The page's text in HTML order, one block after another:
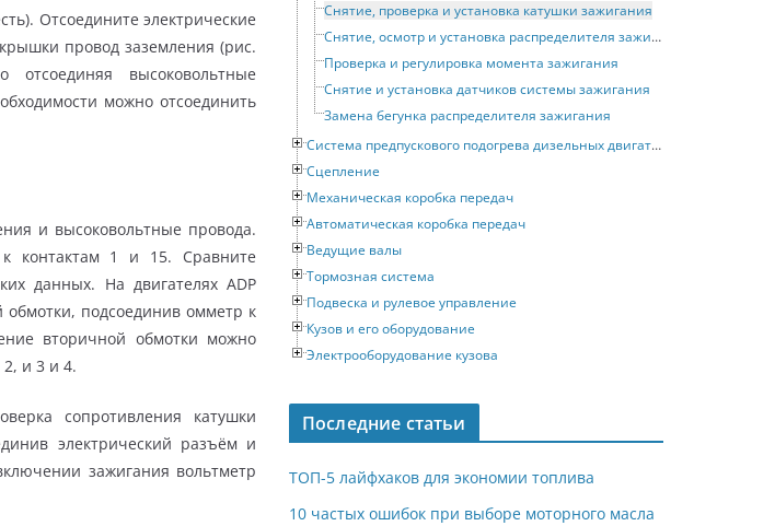
Отсоедините электрические
провод заземления (рис.
высоковольтные
можно отсоединить
и высоковольтные провода.
контактам 1 и 15. Сравните
данных. На двигателях ADP
подсоединив омметр к
вторичной обмотки можно
и 3 и 4.
сопротивления катушки
электрический разъём и
зажигания вольтметр
Снятие, проверка и установка катушки зажигания
Снятие, осмотр и установка распределителя зажигания
Проверка и регулировка момента зажигания
Снятие и установка датчиков системы зажигания
Замена бегунка распределителя зажигания
Система предпускового подогрева дизельных двигателей
Сцепление
Механическая коробка передач
Автоматическая коробка передач
Ведущие валы
Тормозная система
Подвеска и рулевое управление
Кузов и его оборудование
Электрооборудование кузова
Последние статьи
ТОП-5 лайфхаков для экономии топлива
10 частых ошибок при выборе моторного масла